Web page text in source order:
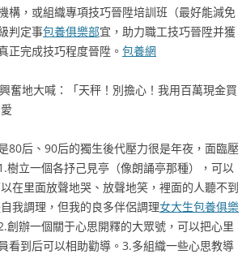
構，或組織專項技巧晉陞培訓班（最好能減免
判定事包養俱樂部宜，助力職工技巧晉陞并獲
正完成技巧程度晉陞。 包養網
奮地大喊：「天秤！別擔心！我用百萬現金買
80后、90后的獨生後代壓力很是年夜，面臨壓
立一個各抒己見亭（像朗誦亭那種），可以
在里面放聲地哭、放聲地笑，裡面的人聽不到
我調理，但我的良多伴侶調理女大生包養俱樂
辦一個關于心思開釋的大眾號，可以把心里
看到后可以相助勸導。3.多組織一些心思教導